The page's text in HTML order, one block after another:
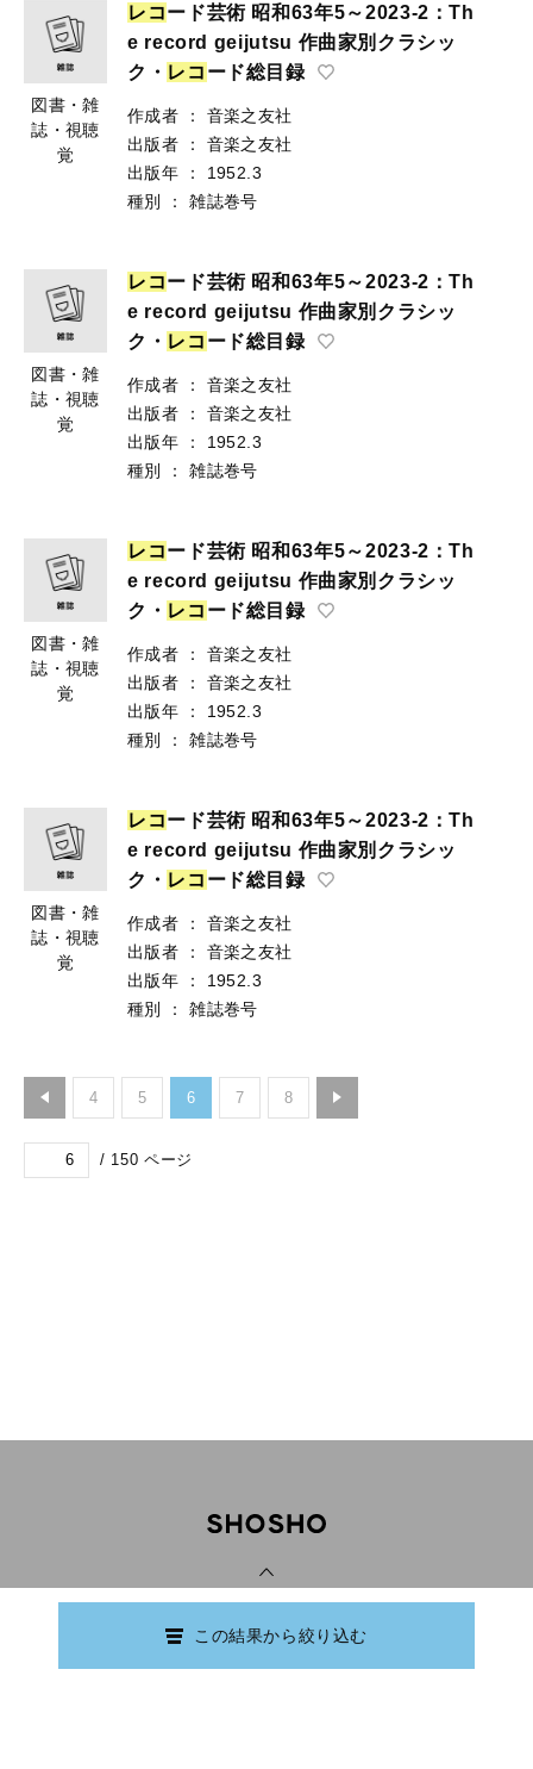
図書・雑
誌・視聴
覚
レ コード芸術 昭和63年5～2023-2：Th
e record geijutsu 作曲家別クラシッ
ク・ レ コ ード総目録
作成者 ：
音楽之友社
出版者
：
音楽之友社
出版年
：
1952.3
種別
： 雑誌巻号
図書・雑
誌・視聴
覚
レ コード芸術 昭和63年5～2023-2：Th
e record geijutsu 作曲家別クラシッ
ク・ レ コ ード総目録
作成者 ：
音楽之友社
出版者
：
音楽之友社
出版年
：
1952.3
種別
： 雑誌巻号
図書・雑
誌・視聴
覚
レ コード芸術 昭和63年5～2023-2：Th
e record geijutsu 作曲家別クラシッ
ク・ レ コ ード総目録
作成者 ：
音楽之友社
出版者
：
音楽之友社
出版年
：
1952.3
種別
： 雑誌巻号
図書・雑
誌・視聴
覚
レ コード芸術 昭和63年5～2023-2：Th
e record geijutsu 作曲家別クラシッ
ク・ レ コ ード総目録
作成者 ：
音楽之友社
出版者
：
音楽之友社
出版年
：
1952.3
種別
： 雑誌巻号
4 5 6 7 8
/ 150 ページ
この結果から絞り込む
Copyright © Ishikawa Prefectural Library.